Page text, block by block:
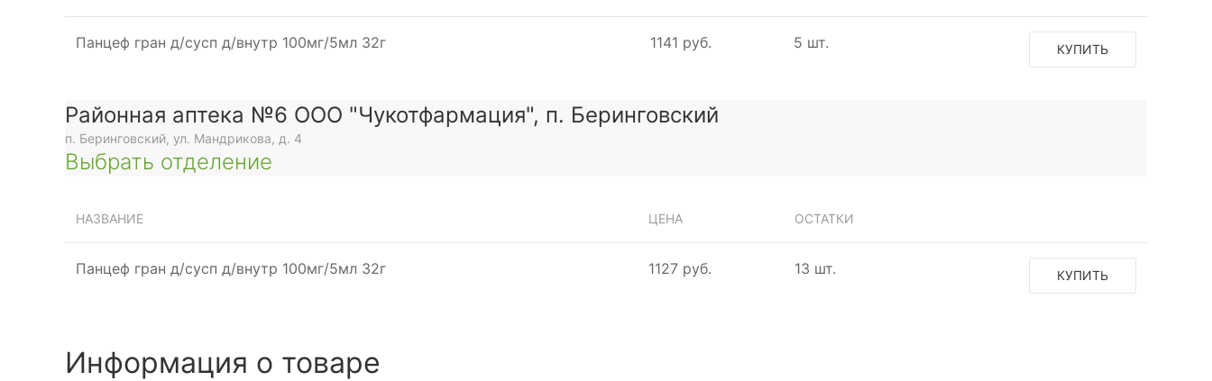
Панцеф гран д/сусп д/внутр 100мг/5мл 32г 1141 руб. 5 шт. КУПИТЬ
Районная аптека №6 ООО "Чукотфармация", п. Беринговский
п. Беринговский, ул. Мандрикова, д. 4
Выбрать отделение
НАЗВАНИЕ ЦЕНА ОСТАТКИ
Панцеф гран д/сусп д/внутр 100мг/5мл 32г 1127 руб. 13 шт. КУПИТЬ
Информация о товаре